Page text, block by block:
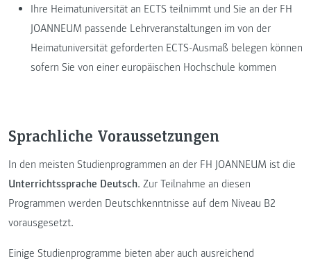
Ihre Heimatuniversität an ECTS teilnimmt und Sie an der FH
JOANNEUM passende Lehrveranstaltungen im von der
Heimatuniversität geforderten ECTS-Ausmaß belegen können
sofern Sie von einer europäischen Hochschule kommen
Sprachliche Voraussetzungen
In den meisten Studienprogrammen an der FH JOANNEUM ist die
Unterrichtssprache Deutsch. Zur Teilnahme an diesen
Programmen werden Deutschkenntnisse auf dem Niveau B2
vorausgesetzt.
Einige Studienprogramme bieten aber auch ausreichend